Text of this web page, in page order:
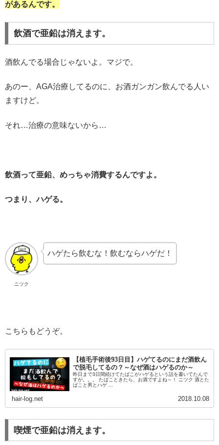
があるんです。
飲酒で亜鉛は消えます。
酒飲んでる場合じゃないよ。マジで。
あのー、AGA治療してるのに、お酒ガンガン飲んでる人い
ますけど。
それ…治療の意味ないから…
飲酒って亜鉛、めっちゃ消費するんですよ。
つまり、ハゲる。
ニツク
ハゲたら飲むな！飲むならハゲだ！
こちらもどうぞ。
【植毛手術後93日目】ハゲてるのにまだ酒飲ん
で脱毛してるの？～なぜ酒はハゲるのか～
昨日まで3日間続けてたばこがハゲるという話を書いてたんで
すが。。。 たばこときたら、お酒ですよね～！ ニツク 酒とた
ばこと男とハゲ ...
hair-log.net 2018.10.08
喫煙で亜鉛は消えます。